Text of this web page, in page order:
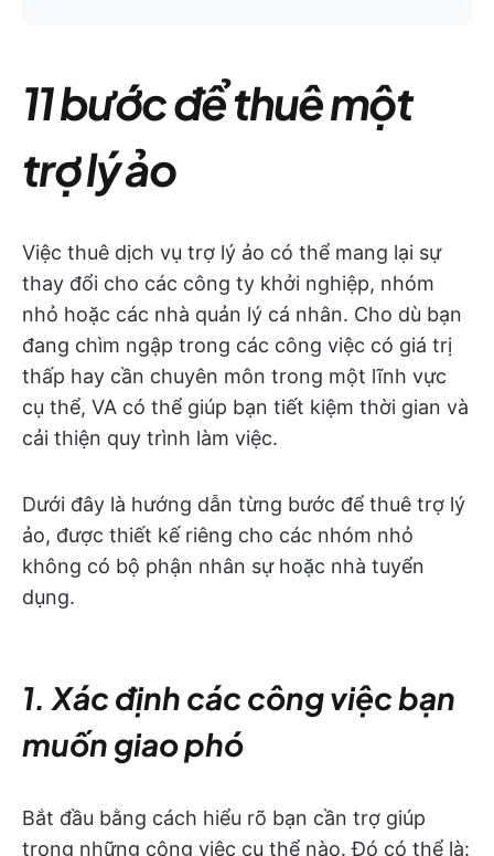
11 bước để thuê một
trợ lý ảo
Việc thuê dịch vụ trợ lý ảo có thể mang lại sự
thay đổi cho các công ty khởi nghiệp, nhóm
nhỏ hoặc các nhà quản lý cá nhân. Cho dù bạn
đang chìm ngập trong các công việc có giá trị
thấp hay cần chuyên môn trong một lĩnh vực
cụ thể, VA có thể giúp bạn tiết kiệm thời gian và
cải thiện quy trình làm việc.
Dưới đây là hướng dẫn từng bước để thuê trợ lý
ảo, được thiết kế riêng cho các nhóm nhỏ
không có bộ phận nhân sự hoặc nhà tuyển
dụng.
1. Xác định các công việc bạn
muốn giao phó
Bắt đầu bằng cách hiểu rõ bạn cần trợ giúp
trong những công việc cụ thể nào. Đó có thể là: